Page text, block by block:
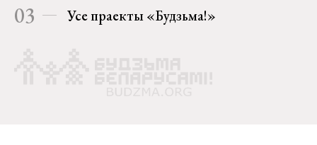
03 Усе праекты «Будзьма!»